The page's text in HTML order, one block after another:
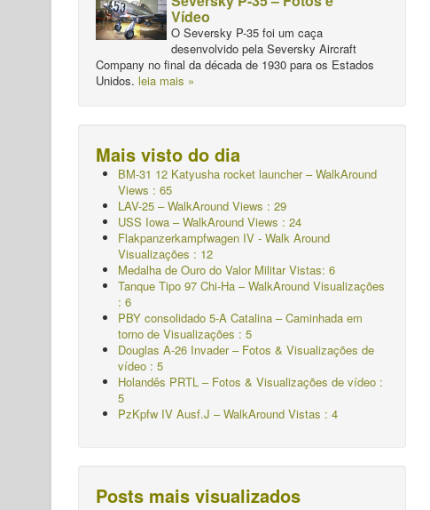
Vídeo
O Seversky P-35 foi um caça
desenvolvido pela Seversky Aircraft
Company no final da década de 1930 para os Estados
Unidos. leia mais »
Mais visto do dia
BM-31 12 Katyusha rocket launcher – WalkAround
Views : 65
LAV-25 – WalkAround Views : 29
USS Iowa – WalkAround Views : 24
Flakpanzerkampfwagen IV - Walk Around
Visualizações : 12
Medalha de Ouro do Valor MilitarVistas: 6
Tanque Tipo 97 Chi-Ha – WalkAround Visualizações
: 6
PBY consolidado 5-A Catalina – Caminhada em
torno de Visualizações : 5
Douglas A-26 Invader – Fotos & Visualizações de
vídeo : 5
Holandês PRTL – Fotos & Visualizações de vídeo :
5
PzKpfw IV Ausf.J – WalkAround Vistas : 4
Posts mais visualizados